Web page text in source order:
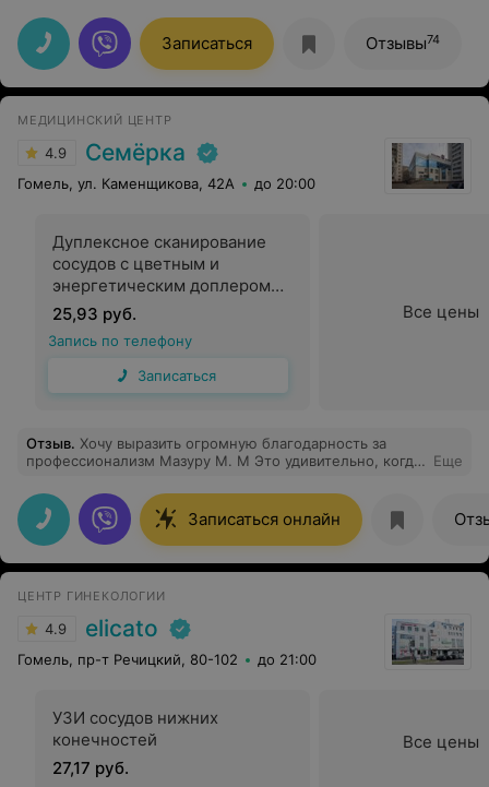
клинике доброжелательный. Цени весьма
демократичны. Однозначно рекомендую!
Записаться Отзывы74
МЕДИЦИНСКИЙ ЦЕНТР
4.9 Семёрка
Гомель, ул. Каменщикова, 42А до 20:00
Дуплексное сканирование
сосудов с цветным и
энергетическим доплером
одного артериального или
венозного бассейна (БЦА или
сосудов верхних или нижних
конечностей)
25,93 руб.
Запись по телефону
Записаться
Все цены
Отзыв. Хочу выразить огромную благодарность за
профессионализм Мазуру М. М Это удивительно, когда
как вернуть телу гармонию. Ощущение, что заново
родилась — легкость в спине и абсолютный релакс.
Чуткие руки, точечная проработка проблемных зон и
очень приятная атмосфера. Спасибо Вам за ваши
волшебные руки)
Еще
Записаться онлайн
ЦЕНТР ГИНЕКОЛОГИИ
4.9 elicato
Гомель, пр-т Речицкий, 80-102 до 21:00
УЗИ сосудов нижних
конечностей
27,17 руб.
Все цены